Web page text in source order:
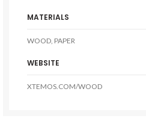
MATERIALS
WOOD, PAPER
WEBSITE
XTEMOS.COM/WOOD